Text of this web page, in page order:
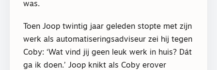
was.
Toen Joop twintig jaar geleden stopte met zijn
werk als automatiseringsadviseur zei hij tegen
Coby: ‘Wat vind jij geen leuk werk in huis? Dát
ga ik doen.’ Joop knikt als Coby erover